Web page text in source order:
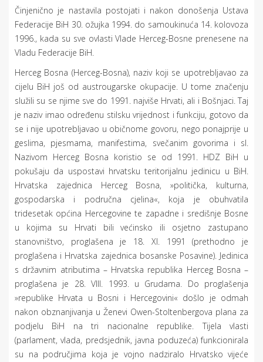
Činjenično je nastavila postojati i nakon donošenja Ustava
Federacije BiH 30. ožujka 1994. do samoukinuća 14. kolovoza
1996., kada su sve ovlasti Vlade Herceg-Bosne prenesene na
Vladu Federacije BiH.
Herceg Bosna (Herceg-Bosna), naziv koji se upotrebljavao za
cijelu BiH još od austrougarske okupacije. U tome značenju
služili su se njime sve do 1991. najviše Hrvati, ali i Bošnjaci. Taj
je naziv imao određenu stilsku vrijednost i funkciju, gotovo da
se i nije upotrebljavao u običnome govoru, nego ponajprije u
geslima, pjesmama, manifestima, svečanim govorima i sl.
Nazivom Herceg Bosna koristio se od 1991. HDZ BiH u
pokušaju da uspostavi hrvatsku teritorijalnu jedinicu u BiH.
Hrvatska zajednica Herceg Bosna, »politička, kulturna,
gospodarska i područna cjelina«, koja je obuhvatila
tridesetak općina Hercegovine te zapadne i središnje Bosne
u kojima su Hrvati bili većinsko ili osjetno zastupano
stanovništvo, proglašena je 18. XI. 1991 (prethodno je
proglašena i Hrvatska zajednica bosanske Posavine). Jedinica
s državnim atributima – Hrvatska republika Herceg Bosna –
proglašena je 28. VIII. 1993. u Grudama. Do proglašenja
»republike Hrvata u Bosni i Hercegovini« došlo je odmah
nakon obznanjivanja u Ženevi Owen-Stoltenbergova plana za
podjelu BiH na tri nacionalne republike. Tijela vlasti
(parlament, vlada, predsjednik, javna poduzeća) funkcionirala
su na područjima koja je vojno nadziralo Hrvatsko vijeće